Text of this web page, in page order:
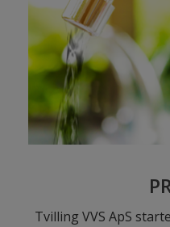
Tvilling VVS ApS